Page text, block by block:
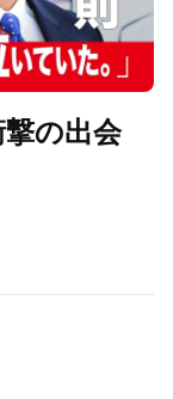
の出会